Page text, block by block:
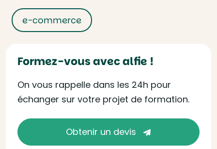
e-commerce
Formez-vous avec alfie !
On vous rappelle dans les 24h pour
échanger sur votre projet de formation.
Obtenir un devis